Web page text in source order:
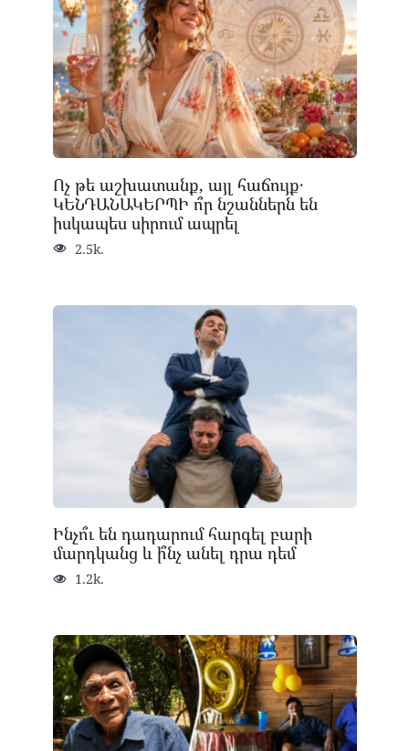
Ոչ թե աշխատանք, այլ հաճույք․
ԿԵՆԴԱՆԱԿԵՐՊԻ ո՞ր նշաններն են
իսկապես սիրում ապրել
2.5k.
Ինչո՞ւ են դադարում հարգել բարի
մարդկանց և ի՞նչ անել դրա դեմ
1.2k.